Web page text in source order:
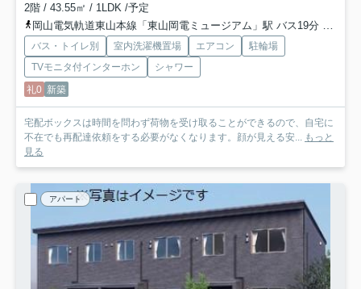
2階 / 43.55㎡ / 1LDK /予定
岡山電気軌道東山本線「東山岡電ミュージアム」駅 バス19分 「四軒屋」 停歩3分
バス・トイレ別 室内洗濯機置場 エアコン
駐輪場
TVモニタ付インターホン
シャワー
礼0 新築
宅配ボックスは時間を問わず荷物を受け取ることができるので、自宅に
不在でも再配達依頼をする必要がなくなります。顔が見える安...
もっと
見る
アパート